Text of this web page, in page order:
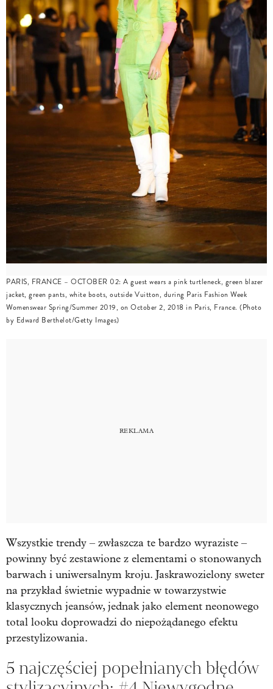
PARIS, FRANCE – OCTOBER 02: A guest wears a pink turtleneck, green blazer
jacket, green pants, white boots, outside Vuitton, during Paris Fashion Week
Womenswear Spring/Summer 2019, on October 2, 2018 in Paris, France. (Photo
by Edward Berthelot/Getty Images)
Wszystkie trendy – zwłaszcza te bardzo wyraziste –
powinny być zestawione z elementami o stonowanych
barwach i uniwersalnym kroju. Jaskrawozielony sweter
na przykład świetnie wypadnie w towarzystwie
klasycznych jeansów, jednak jako element neonowego
total looku doprowadzi do niepożądanego efektu
przestylizowania.
5 najczęściej popełnianych błędów